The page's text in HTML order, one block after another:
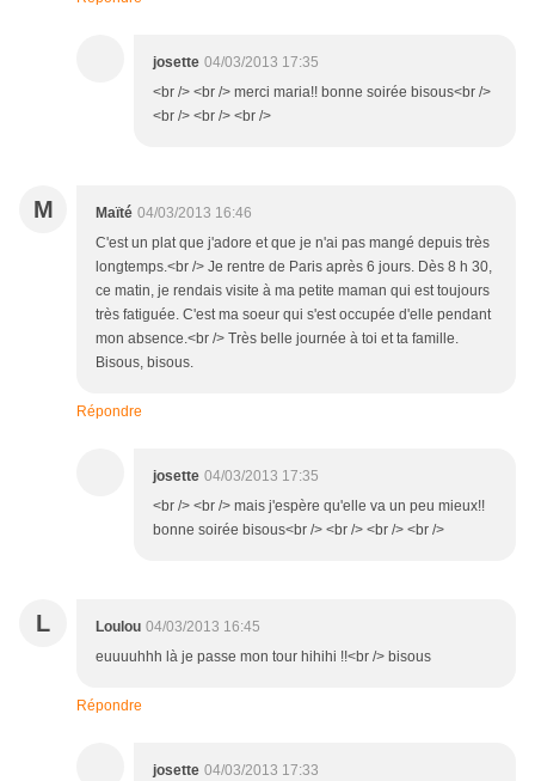
josette 04/03/2013 17:35
<br /> <br /> merci maria!! bonne soirée bisous<br />
<br /> <br /> <br />
M Maïté 04/03/2013 16:46
C'est un plat que j'adore et que je n'ai pas mangé depuis très
longtemps.<br /> Je rentre de Paris après 6 jours. Dès 8 h 30,
ce matin, je rendais visite à ma petite maman qui est toujours
très fatiguée. C'est ma soeur qui s'est occupée d'elle pendant
mon absence.<br /> Très belle journée à toi et ta famille.
Bisous, bisous.
Répondre
josette 04/03/2013 17:35
<br /> <br /> mais j'espère qu'elle va un peu mieux!!
bonne soirée bisous<br /> <br /> <br /> <br />
L Loulou 04/03/2013 16:45
euuuuhhh là je passe mon tour hihihi !!<br /> bisous
Répondre
josette 04/03/2013 17:33